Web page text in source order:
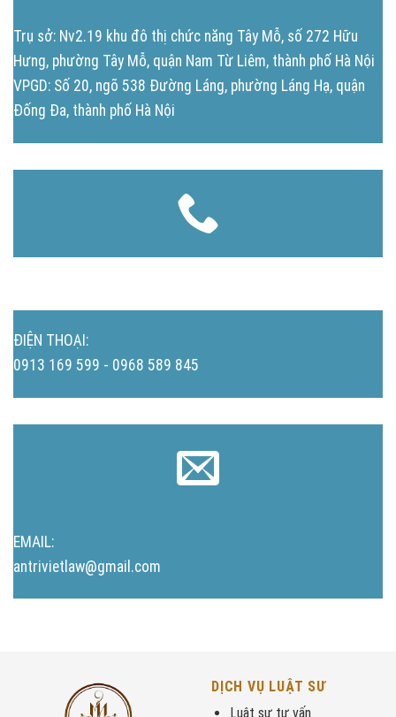
Trụ sở: Nv2.19 khu đô thị chức năng Tây Mỗ, số 272 Hữu
Hưng, phường Tây Mỗ, quận Nam Từ Liêm, thành phố Hà Nội
VPGD: Số 20, ngõ 538 Đường Láng, phường Láng Hạ, quận
Đống Đa, thành phố Hà Nội
ĐIỆN THOẠI:
0913 169 599 - 0968 589 845
EMAIL:
antrivietlaw@gmail.com
DỊCH VỤ LUẬT SƯ
Luật sư tư vấn